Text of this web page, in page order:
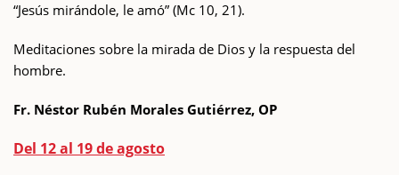
“Jesús mirándole, le amó” (Mc 10, 21).
Meditaciones sobre la mirada de Dios y la respuesta del
hombre.
Fr. Néstor Rubén Morales Gutiérrez, OP
Del 12 al 19 de agosto